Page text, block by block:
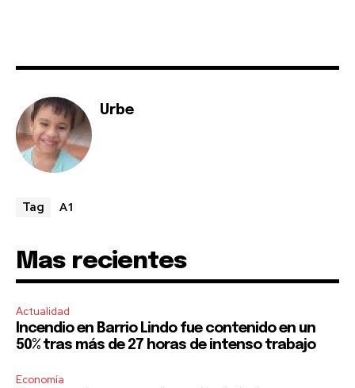
Urbe
Tag A1
Mas recientes
Actualidad
Incendio en Barrio Lindo fue contenido en un
50% tras más de 27 horas de intenso trabajo
Economía